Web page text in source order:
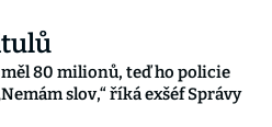
80 milionů, teď ho policie
slov,“ říká exšéf Správy